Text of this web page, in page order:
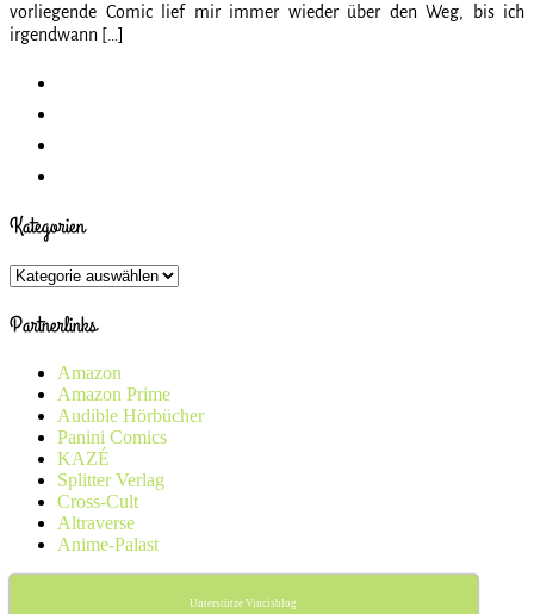
vorliegende Comic lief mir immer wieder über den Weg, bis ich
irgendwann […]
Kategorien
Kategorien
Partnerlinks
Amazon
Amazon Prime
Audible Hörbücher
Panini Comics
KAZÉ
Splitter Verlag
Cross-Cult
Altraverse
Anime-Palast
Unterstütze Vincisblog